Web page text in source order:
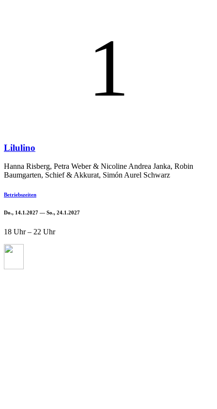
1
Lilulino
Hanna Risberg, Petra Weber & Nicoline Andrea Janka, Robin
Baumgarten, Schief & Akkurat, Simón Aurel Schwarz
Betriebszeiten
Do., 14.1.2027 — So., 24.1.2027
18 Uhr – 22 Uhr